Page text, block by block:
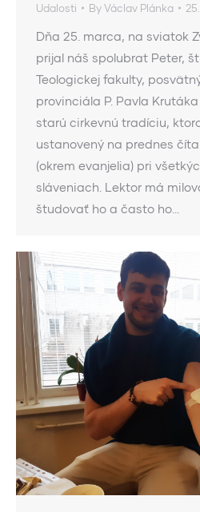
Udalosti ByVáclav Plánka
Dňa 25. marca, na sviatok
prijal náš spolubrat Peter,
Teologickej fakulty,
provinciála P. Pavla Krutáka
starú cirkevnú tradíciu,
ustanovený na prednes
(okrem evanjelia) pri
sláveniach. Lektor má
študovať ho a často ho…